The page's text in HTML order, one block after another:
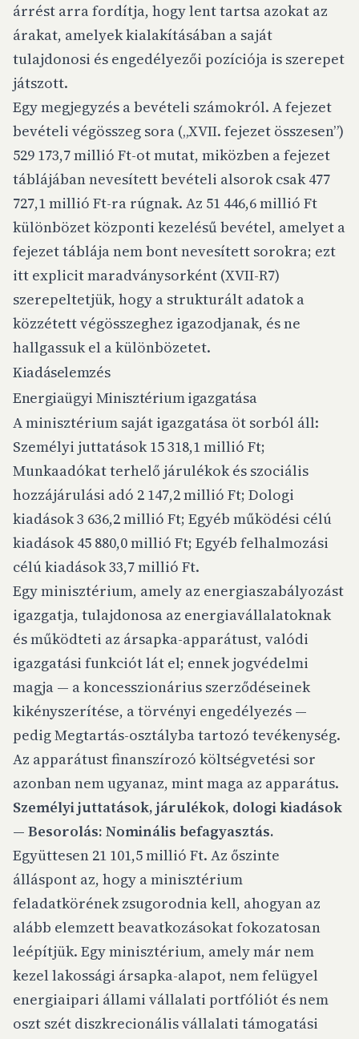
árrést arra fordítja, hogy lent tartsa azokat az
árakat, amelyek kialakításában a saját
tulajdonosi és engedélyezői pozíciója is szerepet
játszott.
Egy megjegyzés a bevételi számokról. A fejezet
bevételi végösszeg sora („XVII. fejezet összesen”)
529 173,7 millió Ft-ot mutat, miközben a fejezet
táblájában nevesített bevételi alsorok csak 477
727,1 millió Ft-ra rúgnak. Az 51 446,6 millió Ft
különbözet központi kezelésű bevétel, amelyet a
fejezet táblája nem bont nevesített sorokra; ezt
itt explicit maradványsorként (XVII-R7)
szerepeltetjük, hogy a strukturált adatok a
közzétett végösszeghez igazodjanak, és ne
hallgassuk el a különbözetet.
Kiadáselemzés
Energiaügyi Minisztérium igazgatása
A minisztérium saját igazgatása öt sorból áll:
Személyi juttatások 15 318,1 millió Ft;
Munkaadókat terhelő járulékok és szociális
hozzájárulási adó 2 147,2 millió Ft; Dologi
kiadások 3 636,2 millió Ft; Egyéb működési célú
kiadások 45 880,0 millió Ft; Egyéb felhalmozási
célú kiadások 33,7 millió Ft.
Egy minisztérium, amely az energiaszabályozást
igazgatja, tulajdonosa az energiavállalatoknak
és működteti az ársapka-apparátust, valódi
igazgatási funkciót lát el; ennek jogvédelmi
magja — a koncesszionárius szerződéseinek
kikényszerítése, a törvényi engedélyezés —
pedig Megtartás-osztályba tartozó tevékenység.
Az apparátust finanszírozó költségvetési sor
azonban nem ugyanaz, mint maga az apparátus.
Személyi juttatások, járulékok, dologi kiadások
— Besorolás: Nominális befagyasztás.
Együttesen 21 101,5 millió Ft. Az őszinte
álláspont az, hogy a minisztérium
feladatkörének zsugorodnia kell, ahogyan az
alább elemzett beavatkozásokat fokozatosan
leépítjük. Egy minisztérium, amely már nem
kezel lakossági ársapka-alapot, nem felügyel
energiaipari állami vállalati portfóliót és nem
oszt szét diszkrecionális vállalati támogatási